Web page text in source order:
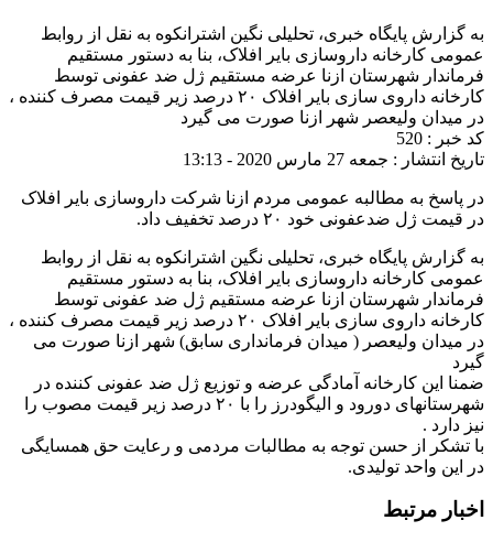
به گزارش پایگاه خبری، تحلیلی نگین اشترانکوه به نقل از روابط
عمومی کارخانه داروسازی بایر افلاک، بنا به دستور مستقیم
فرماندار شهرستان ازنا عرضه مستقیم ژل ضد عفونی توسط
کارخانه داروی سازی بایر افلاک ۲۰ درصد زیر قیمت مصرف کننده ،
در میدان ولیعصر شهر ازنا صورت می گیرد
کد خبر : 520
تاریخ انتشار : جمعه 27 مارس 2020 - 13:13
در پاسخ به مطالبه عمومی مردم ازنا شرکت داروسازی بایر افلاک
در قیمت ژل ضدعفونی خود ۲۰ درصد تخفیف داد.
به گزارش پایگاه خبری، تحلیلی نگین اشترانکوه به نقل از روابط
عمومی کارخانه داروسازی بایر افلاک، بنا به دستور مستقیم
فرماندار شهرستان ازنا عرضه مستقیم ژل ضد عفونی توسط
کارخانه داروی سازی بایر افلاک ۲۰ درصد زیر قیمت مصرف کننده ،
در میدان ولیعصر ( میدان فرمانداری سابق) شهر ازنا صورت می
گیرد
ضمنا این کارخانه آمادگی عرضه و توزیع ژل ضد عفونی کننده در
شهرستانهای دورود و الیگودرز را با ۲۰ درصد زیر قیمت مصوب را
نیز دارد .
با تشکر از حسن توجه به مطالبات مردمی و رعایت حق همسایگی
در این واحد ‌تولیدی.
اخبار مرتبط